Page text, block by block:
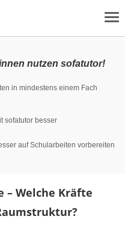
nutzen sofatutor!
in mindestens einem Fach
sofatutor besser
auf Schularbeiten vorbereiten
– Welche Kräfte